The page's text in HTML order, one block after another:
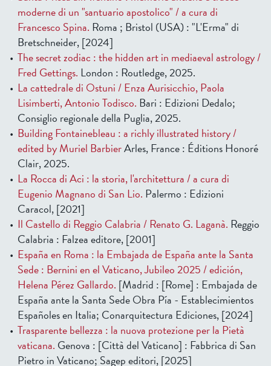
moderne di un "santuario apostolico" / a cura di
Francesco Spina. Roma ; Bristol (USA) : "L'Erma" di
Bretschneider, [2024]
The secret zodiac : the hidden art in mediaeval astrology /
Fred Gettings. London : Routledge, 2025.
La cattedrale di Ostuni / Enza Aurisicchio, Paola
Lisimberti, Antonio Todisco. Bari : Edizioni Dedalo;
Consiglio regionale della Puglia, 2025.
Building Fontainebleau : a richly illustrated history /
edited by Muriel BarbierArles, France : Éditions Honoré
Clair, 2025.
La Rocca di Aci : la storia, l'architettura / a cura di
Eugenio Magnano di San Lio. Palermo : Edizioni
Caracol, [2021]
Il Castello di Reggio Calabria / Renato G. Laganà. Reggio
Calabria : Falzea editore, [2001]
España en Roma : la Embajada de España ante la Santa
Sede : Bernini en el Vaticano, Jubileo 2025 / edición,
Helena Pérez Gallardo. [Madrid : [Rome] : Embajada de
España ante la Santa Sede Obra Pía - Establecimientos
Españoles en Italia; Conarquitectura Ediciones, [2024]
Trasparente bellezza : la nuova protezione per la Pietà
vaticana. Genova : [Città del Vaticano] : Fabbrica di San
Pietro in Vaticano; Sagep editori, [2025]